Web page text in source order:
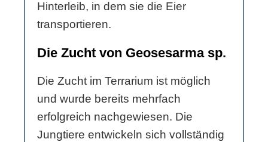
Hinterleib, in dem sie die Eier
transportieren.
Die Zucht von Geosesarma sp.
Die Zucht im Terrarium ist möglich
und wurde bereits mehrfach
erfolgreich nachgewiesen. Die
Jungtiere entwickeln sich vollständig